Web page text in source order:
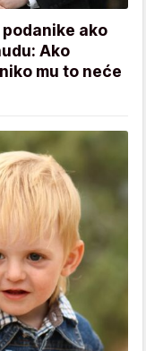
ako
Ako
mu to neće